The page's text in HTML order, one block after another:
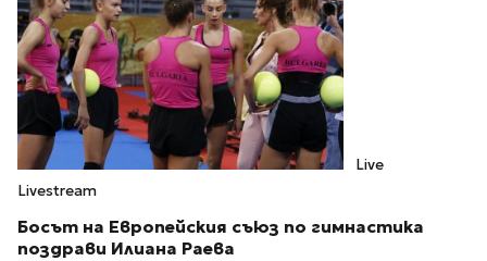
Live
Livestream
Босът на Европейския съюз по гимнастика
поздрави Илиана Раева